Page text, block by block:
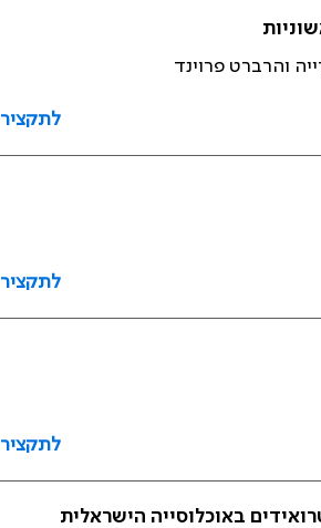
והרברט פרוינד
לתקציר
לתקציר
לתקציר
באוכלוסייה הישראלית